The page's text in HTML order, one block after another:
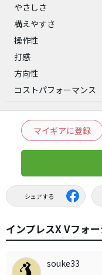
やさしさ
構えやすさ
操作性
打感
方向性
コストパフォーマンス
マイギアに登録
シェアする
インプレスX Vフォ
souke33